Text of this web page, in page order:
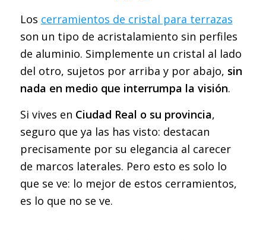
Los cerramientos de cristal para terrazas
son un tipo de acristalamiento sin perfiles
de aluminio. Simplemente un cristal al lado
del otro, sujetos por arriba y por abajo, sin
nada en medio que interrumpa la visión.
Si vives en Ciudad Real o su provincia,
seguro que ya las has visto: destacan
precisamente por su elegancia al carecer
de marcos laterales. Pero esto es solo lo
que se ve: lo mejor de estos cerramientos,
es lo que no se ve.